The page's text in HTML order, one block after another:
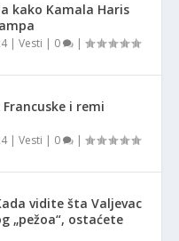
kako Kamala Haris
|Vesti | 0 |
i remi
|Vesti | 0 |
vidite šta Valjevac
„pežoa“, ostaćete